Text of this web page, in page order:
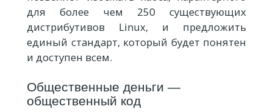
для более чем 250 существующих
дистрибутивов Linux, и предложить
единый стандарт, который будет понятен
и доступен всем.
Общественные деньги —
общественный код